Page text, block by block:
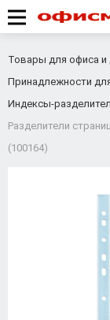
Товары для офиса и
Принадлежности
Индексы-
Разделители
(100164)